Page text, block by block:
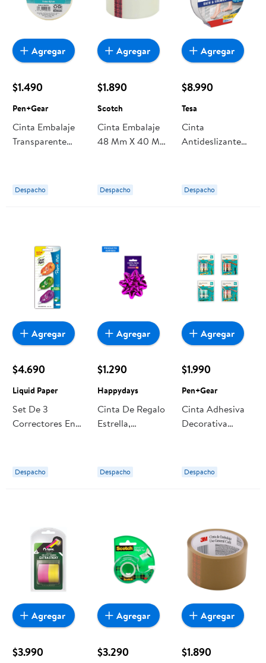
$1.490
Pen+Gear
Cinta Embalaje
Transparente
Despacho
Agregar
$1.890
Scotch
Cinta Embalaje
48 Mm X 40 Mts
Despacho
Agregar
$8.990
Tesa
Cinta
Antideslizante
Despacho
Agregar
$4.690
Liquid Paper
Set De 3
Correctores En
Liquid Paper
Despacho
Agregar
$1.290
Happydays
Cinta De Regalo
Estrella,
Un Happydays
Despacho
Agregar
$1.990
Pen+Gear
Cinta Adhesiva
Decorativa
Despacho
Agregar
$3.990
Agregar
$3.290
Agregar
$1.890
Agregar